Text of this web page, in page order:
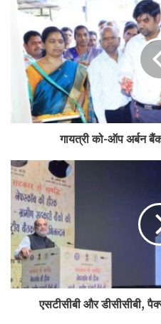
काफी अधिक है। उन्होंने कहा कि जैसे-
अर्थव्यवस्था बनने की ओर अग्रसर है, इसमें
जाएगा।
उन्होंने इस बात पर भी बल दिया कि डेयरी
अंतर्गत लाया जाना चाहिए क्योंकि इससे
केंद्रीय मंत्री ने सहकारी समिति के
एक ऐसा उदाहरण है जो बिचौलियों को
उन्होंने कहा कि यह मॉडल किसानों की
मंत्री ने डेयरी फार्मिंग में सेक्स सॉर्टेड
क्षेत्र में कवरेज को मौजूदा 35 प्रतिशत
आवश्यकता पर भी जोर दिया।
उन्होंने कहा कि पशुधन डेटा तैयार किया
किया जा रहा है। इसके साथ ही खुरपका
नि:शुल्क टीके लगाए जा रहे हैं ताकि
एनसीयूआई ने की मॉरीशस
गायत्री को-ऑप अर्बन
एसटीसीबी और डीसीसीबी,